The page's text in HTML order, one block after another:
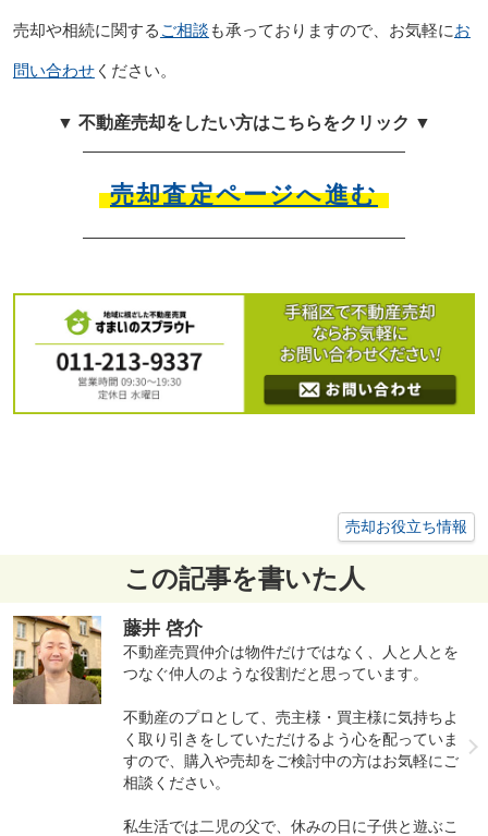
売却や相続に関する ご相談 も承っておりますので、お気軽にお
問い合わせください。
▼ 不動産売却をしたい方はこちらをクリック ▼
売却査定ページへ進む
売却お役立ち情報
この記事を書いた人
藤井 啓介
不動産売買仲介は物件だけではなく、人と人とを
つなぐ仲人のような役割だと思っています。
不動産のプロとして、売主様・買主様に気持ちよ
く取り引きをしていただけるよう心を配っていま
すので、購入や売却をご検討中の方はお気軽にご
相談ください。
私生活では二児の父で、休みの日に子供と遊ぶこ